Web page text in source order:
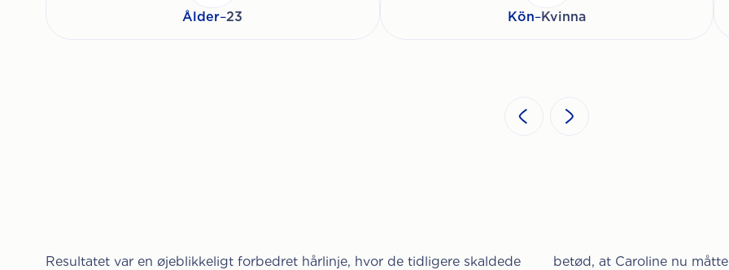
Ålder–23 Kön–Kvinna
Resultatet var en øjeblikkeligt forbedret hårlinje, hvor de tidligere skaldede
betød, at Caroline nu